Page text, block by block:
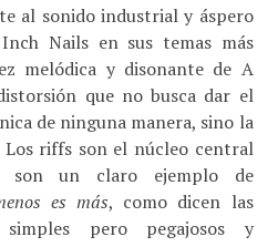
al sonido industrial y áspero
Nails en sus temas más
melódica y disonante de A
que no busca dar el
de ninguna manera, sino la
riffs son el núcleo central
son un claro ejemplo de
es más, como dicen las
pero pegajosos y